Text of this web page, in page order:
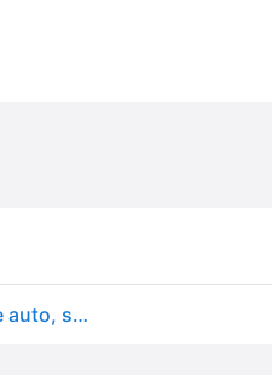
Hauck Watch Me 1 Achterbankspiegel voor baby's in de auto, spiegel voor de achterbank, achteruitkijkspiegel voor baby's, zwart, 21 x 19 cm